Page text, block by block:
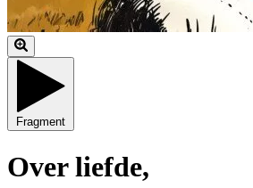
Fragment
Over liefde,